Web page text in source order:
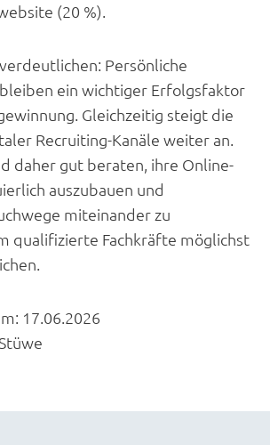
(20 %).
Persönliche
ein wichtiger Erfolgsfaktor
Gleichzeitig steigt die
Recruiting-Kanäle weiter an.
daher gut beraten, ihre Online-
auszubauen und
miteinander zu
qualifizierte Fachkräfte möglichst
17.06.2026